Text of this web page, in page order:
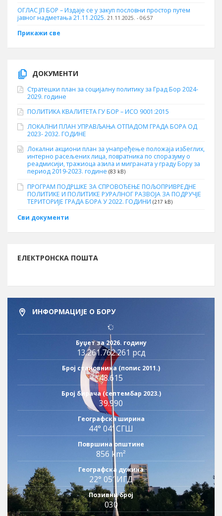
ОГЛАС ЈП БОР – Издаје се у закуп пословни простор путем
јавног надметања 21.11.2025. 21.11.2025. - 06:57
Прикажи све
ДОКУМЕНТИ
Стратешки план за социјалну политику за Град Бор 2024-
2029. године
ПОЛИТИКА КВАЛИТЕТА ГУ БОР – ИСО 9001:2015
ЛОКАЛНИ ПЛАН УПРАВЉАЊА ОТПАДОМ ГРАДА БОРА ОД
2023- 2032. ГОДИНЕ
Локални акциони план за унапређење положаја избеглих,
интерно расељених лица, повратника по споразуму о
реадмисији, тражиоца азила и миграната у граду Бору за
период 2019-2023. године (83 kB)
ПРОГРАМ ПОДРШКЕ ЗА СПРОВОЂЕЊЕ ПОЉОПРИВРЕДНЕ
ПОЛИТИКЕ И ПОЛИТИКЕ РУРАЛНОГ РАЗВОЈА ЗА ПОДРУЧЈЕ
ТЕРИТОРИЈЕ ГРАДА БОРА У 2022. ГОДИНИ (217 kB)
Сви документи
ЕЛЕКТРОНСКА ПОШТА
ИНФОРМАЦИЈЕ О БОРУ
Буџет за 2026. годину
13.261.762.261 рсд
Број становника (попис 2011.)
48.615
Број бирача (септембар 2023.)
39.990
Географска ширина
44° 04′ СГШ
Површина општине
856 km²
Географска дужина
22° 05′ ИГД
Позивни број
030